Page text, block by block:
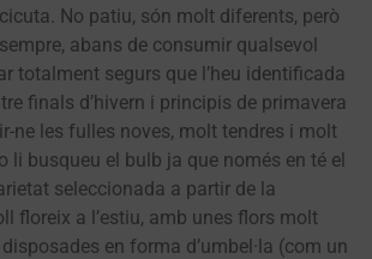
No patiu, són molt diferents, però
abans de consumir qualsevol
totalment segurs que l’heu identificada
finals d’hivern i principis de primavera
ne les fulles noves, molt tendres i molt
li busqueu el bulb ja que només en té el
seleccionada a partir de la
floreix a l’estiu, amb unes flors molt
en forma d’umbel·la (com un